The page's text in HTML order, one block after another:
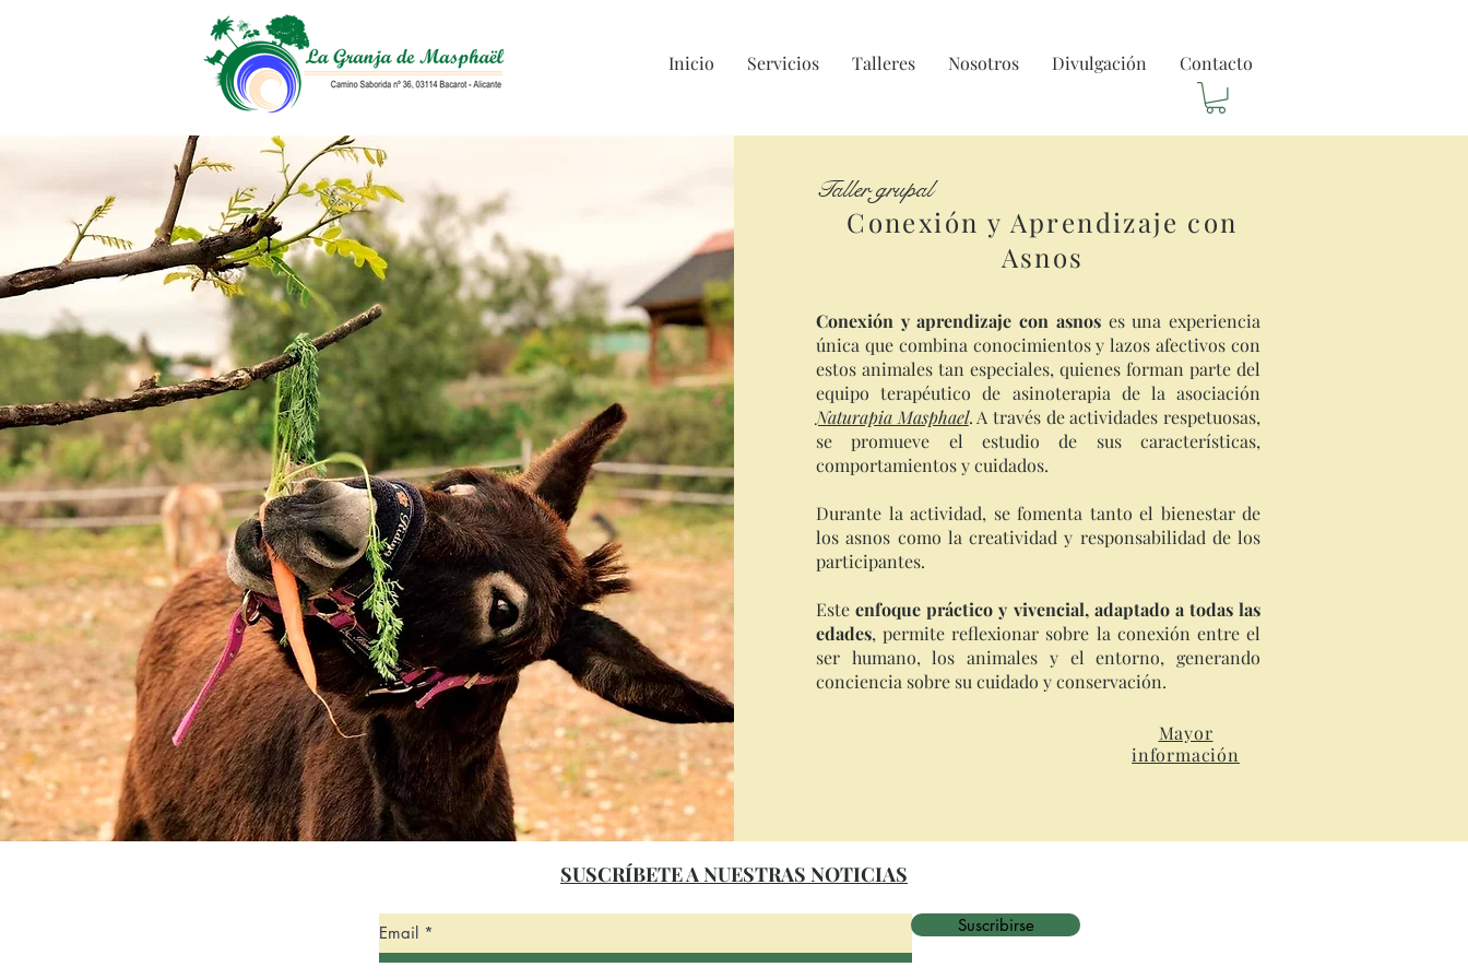
Inicio Servicios Talleres Nosotros Divulgación Contacto
Taller grupal
Conexión y Aprendizaje con
Asnos
Conexión y aprendizaje con asnoses una experiencia
única que combina conocimientos y lazos afectivos con
estos animales tan especiales, quienes forman parte del
equipo terapéutico de asinoterapia de la asociación
Naturapia Masphael. A través de actividades respetuosas,
se promueve el estudio de sus características,
comportamientos y cuidados.
Durante la actividad, se fomenta tanto el bienestar de
los asnos como la creatividad y responsabilidad de los
participantes.
Esteenfoque práctico y vivencial, adaptado a todas las
edades, permite reflexionar sobre la conexión entre el
ser humano, los animales y el entorno, generando
conciencia sobre su cuidado y conservación.
Mayor
información
Suscribirse
SUSCRÍBETE A NUESTRAS NOTICIAS